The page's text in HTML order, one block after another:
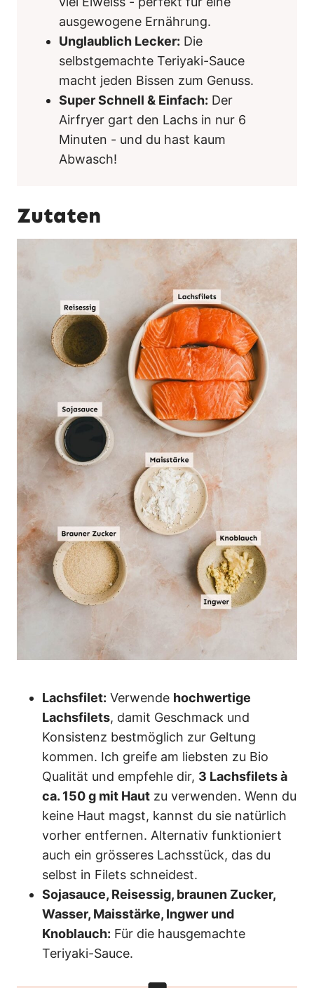
ausgewogene Ernährung.
Unglaublich Lecker: Die
selbstgemachte Teriyaki-Sauce
macht jeden Bissen zum Genuss.
Super Schnell & Einfach: Der
Airfryer gart den Lachs in nur 6
Minuten - und du hast kaum
Abwasch!
Zutaten
Lachsfilet: Verwende hochwertige
Lachsfilets, damit Geschmack und
Konsistenz bestmöglich zur Geltung
kommen. Ich greife am liebsten zu Bio
Qualität und empfehle dir, 3 Lachsfilets à
ca. 150 g mit Haut zu verwenden. Wenn du
keine Haut magst, kannst du sie natürlich
vorher entfernen. Alternativ funktioniert
auch ein grösseres Lachsstück, das du
selbst in Filets schneidest.
Sojasauce, Reisessig, braunen Zucker,
Wasser, Maisstärke, Ingwer und
Knoblauch: Für die hausgemachte
Teriyaki-Sauce.